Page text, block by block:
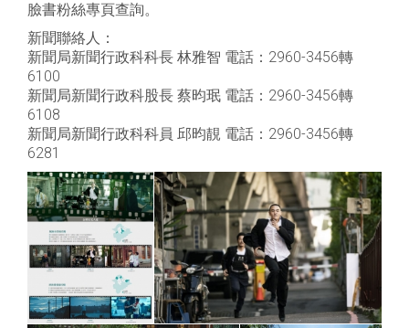
臉書粉絲專頁查詢。
新聞聯絡人：
新聞局新聞行政科科長 林雅智 電話：2960-3456轉
6100
新聞局新聞行政科股長 蔡昀珉 電話：2960-3456轉
6108
新聞局新聞行政科科員 邱昀靚 電話：2960-3456轉
6281